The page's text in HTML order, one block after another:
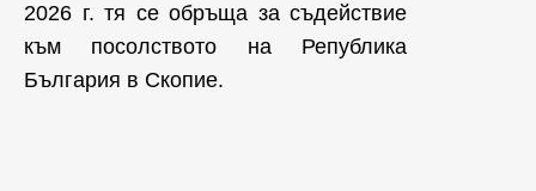
2026 г. тя се обръща за съдействие
към посолството на Република
България в Скопие.